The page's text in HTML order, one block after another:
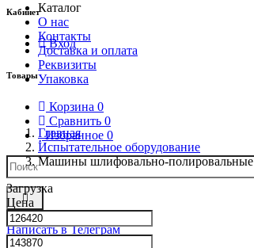
Кабинет
Вход
Товары
Корзина 0
Сравнить 0
Избранное 0
Написать в Телеграм
Каталог
О нас
Контакты
Доставка и оплата
Реквизиты
Упаковка
Главная
Испытательное оборудование
Машины шлифовально-полировальные
Загрузка
Цена